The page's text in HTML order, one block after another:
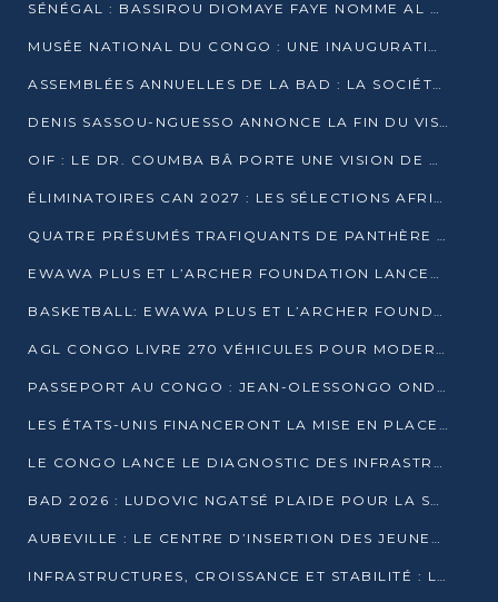
SÉNÉGAL : BASSIROU DIOMAYE FAYE NOMME AL AMINOU LÔ PREMIER MINISTRE
MUSÉE NATIONAL DU CONGO : UNE INAUGURATION PORTEUSE D’ESPOIR POUR LA CULTURE
ASSEMBLÉES ANNUELLES DE LA BAD : LA SOCIÉTÉ CIVILE CONGOLAISE À LA RECHERCHE DE PARTENAIRES POUR SES PROJETS
DENIS SASSOU-NGUESSO ANNONCE LA FIN DU VISA POUR LES AFRICAINS EN 2027
OIF : LE DR. COUMBA BÂ PORTE UNE VISION DE DIALOGUE, DE STABILITÉ ET DE RÉFORME À LA TÊTE
ÉLIMINATOIRES CAN 2027 : LES SÉLECTIONS AFRICAINES CONNAISSENT LEURS ADVERSAIRES
QUATRE PRÉSUMÉS TRAFIQUANTS DE PANTHÈRE ARRÊTÉS À EWO
EWAWA PLUS ET L’ARCHER FOUNDATION LANCENT UN CAMP DE BASKET POUR LES JEUNES À BRAZZAVILLE
BASKETBALL: EWAWA PLUS ET L’ARCHER FOUNDATION LANCENT UN CAMP POUR LES JEUNES
AGL CONGO LIVRE 270 VÉHICULES POUR MODERNISER LE TRANSPORT URBAIN
PASSEPORT AU CONGO : JEAN-OLESSONGO ONDAYE VEUT METTRE FIN AUX LENTEURS ADMINISTRATIVES
LES ÉTATS-UNIS FINANCERONT LA MISE EN PLACE DE JUSQU’À 50 CLINIQUES DE LUTTE CONTRE L’EBOLA
LE CONGO LANCE LE DIAGNOSTIC DES INFRASTRUCTURES SPORTIVES DU COMPLEXE DE KINTÉLÉ
BAD 2026 : LUDOVIC NGATSÉ PLAIDE POUR LA SOUVERAINETÉ FINANCIÈRE AFRICAINE
AUBEVILLE : LE CENTRE D’INSERTION DES JEUNES PRÊT À OUVRIR SES PORTES
INFRASTRUCTURES, CROISSANCE ET STABILITÉ : LA GUINÉE AFFÛTE SES AMBITIONS